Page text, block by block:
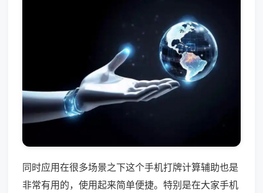
同时应用在很多场景之下这个手机打牌计算辅助也是
非常有用的，使用起来简单便捷。特别是在大家手机